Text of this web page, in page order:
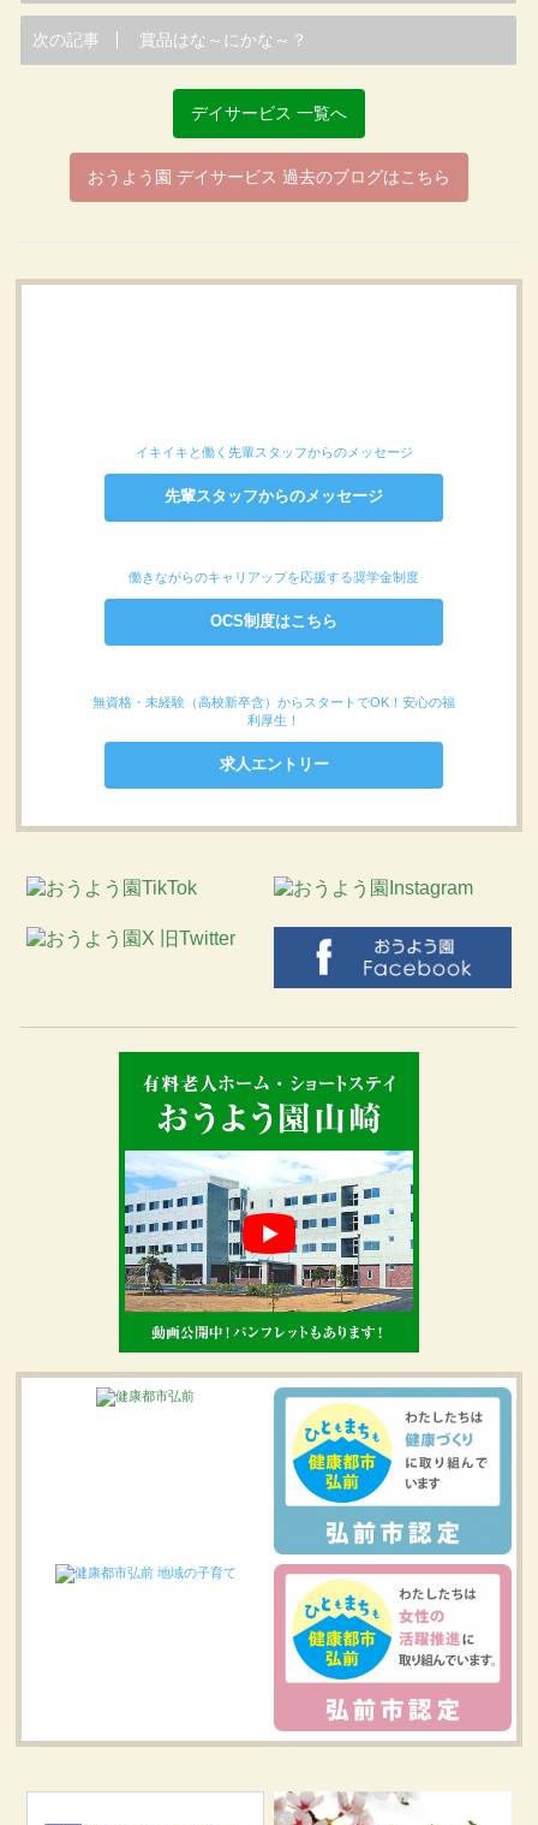
次の記事 賞品はな～にかな～？
デイサービス 一覧へ
おうよう園 デイサービス 過去のブログはこちら
イキイキと働く先輩スタッフからのメッセージ
先輩スタッフからのメッセージ
働きながらのキャリアップを応援する奨学金制度
OCS制度はこちら
無資格・未経験（高校新卒含）からスタートでOK！安心の福
利厚生！
求人エントリー